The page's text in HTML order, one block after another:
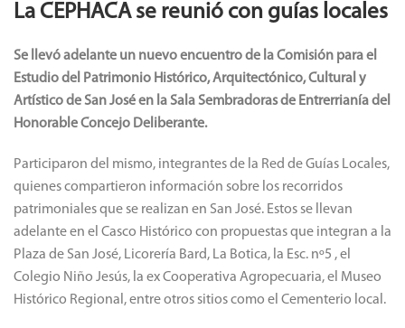
La CEPHACA se reunió con guías locales
Se llevó adelante un nuevo encuentro de la Comisión para el
Estudio del Patrimonio Histórico, Arquitectónico, Cultural y
Artístico de San José en la Sala Sembradoras de Entrerrianía del
Honorable Concejo Deliberante.
Participaron del mismo, integrantes de la Red de Guías Locales,
quienes compartieron información sobre los recorridos
patrimoniales que se realizan en San José. Estos se llevan
adelante en el Casco Histórico con propuestas que integran a la
Plaza de San José, Licorería Bard, La Botica, la Esc. nº5 , el
Colegio Niño Jesús, la ex Cooperativa Agropecuaria, el Museo
Histórico Regional, entre otros sitios como el Cementerio local.